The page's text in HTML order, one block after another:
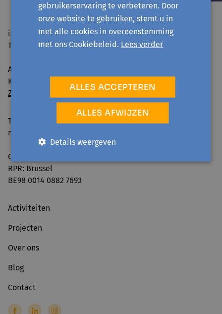
info@avansa-hallevilvoorde.be
Tel. 02 454 54 01
Avansa Halle-Vilvoorde vzw
Kattestraat 25 - 1745 Opwijk
Zo geraak je er
Telefonisch bereikbaar:
ma-vr 09:00-12:30 & 13:30-16:00
Ondernemingsnummer: 0861.240.630
RPR: Brussel
BE98 0014 0882 7693
Activiteiten
Projecten
Over ons
Blog
Contact
gebruikerservaring te verbeteren. Door
onze website te gebruiken, stemt u in
met alle cookies in overeenstemming
met ons Cookiebeleid. Lees verder
ALLES ACCEPTEREN
ALLES AFWIJZEN
Details weergeven